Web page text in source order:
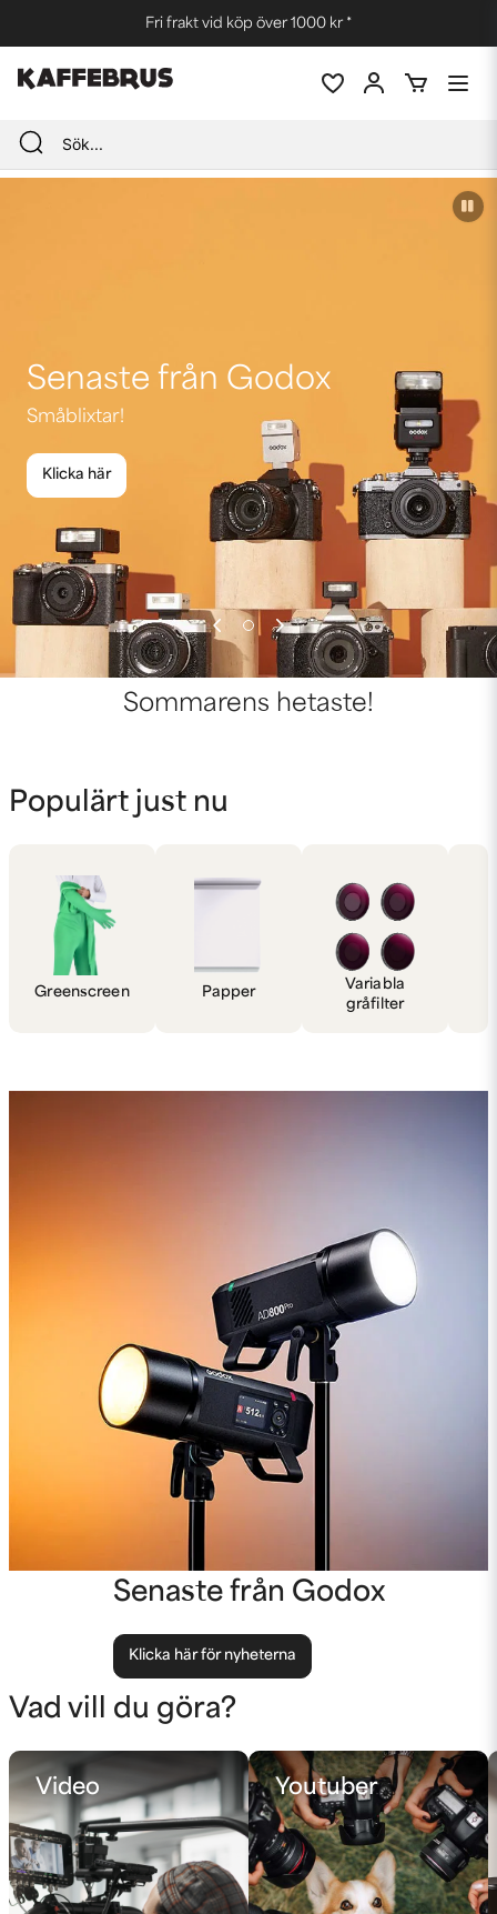
Fri frakt vid köp över 1000 kr *
Senaste från Godox
Småblixtar!
Klicka här
Sommarens hetaste!
Populärt just nu
Greenscreen Papper
Variabla
gråfilter
Senaste från Godox
Klicka här för nyheterna
Vad vill du göra?
Video Youtuber